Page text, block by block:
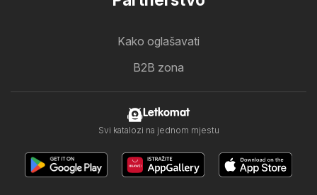
Kako oglašavati
B2B zona
Letkomat
Svi katalozi na jednom mjestu